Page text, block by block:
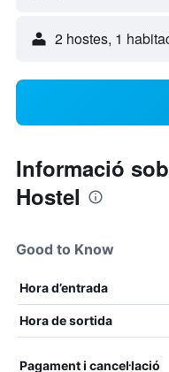
2 hostes, 1
Informació
Hostel
Good to Know
Hora d’entrada
Hora de sortida
Pagament i cancel·lació